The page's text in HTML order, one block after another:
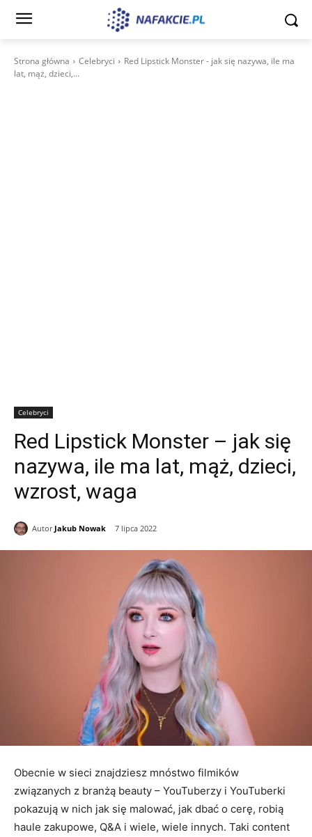
Strona główna Celebryci
Red Lipstick Monster - jak się nazywa, ile ma
lat, mąż, dzieci,...
Celebryci
Red Lipstick Monster – jak się
nazywa, ile ma lat, mąż, dzieci,
wzrost, waga
Autor Jakub Nowak 7 lipca 2022
Obecnie w sieci znajdziesz mnóstwo filmików
związanych z branżą beauty – YouTuberzy i YouTuberki
pokazują w nich jak się malować, jak dbać o cerę, robią
haule zakupowe, Q&A i wiele, wiele innych. Taki content